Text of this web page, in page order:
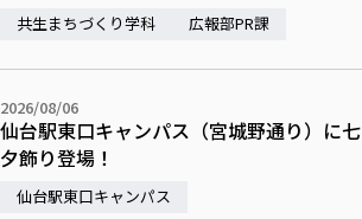
学生総合補償制度
共生まちづくり学科 広報部PR課
2026/08/06
仙台駅東口キャンパス（宮城野通り）に七
夕飾り登場！
仙台駅東口キャンパス